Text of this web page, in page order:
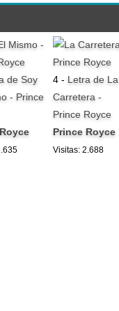
de Soy
- Prince
4 - Letra de La
Carretera -
Prince Royce
Prince Royce
Visitas: 2.688